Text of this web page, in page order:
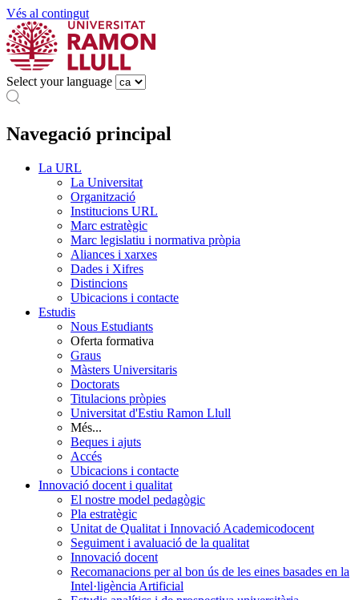
Vés al contingut
Select your language
Navegació principal
La URL
La Universitat
Organització
Institucions URL
Marc estratègic
Marc legislatiu i normativa pròpia
Aliances i xarxes
Dades i Xifres
Distincions
Ubicacions i contacte
Estudis
Nous Estudiants
Oferta formativa
Graus
Màsters Universitaris
Doctorats
Titulacions pròpies
Universitat d'Estiu Ramon Llull
Més...
Beques i ajuts
Accés
Ubicacions i contacte
Innovació docent i qualitat
El nostre model pedagògic
Pla estratègic
Unitat de Qualitat i Innovació Academicodocent
Seguiment i avaluació de la qualitat
Innovació docent
Recomanacions per al bon ús de les eines basades en la
Intel·ligència Artificial